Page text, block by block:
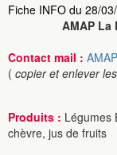
Fiche INFO du 28/
AMAP La
Contact mail :
( copier et enlever
Produits : Légumes
chèvre, jus de fruits